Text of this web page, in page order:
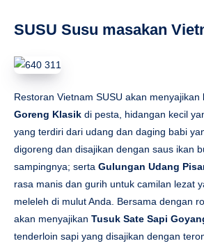
sampingnya; serta Gulungan Udang
meleleh di mulut Anda. Bersama dengan
tenderloin sapi yang disajikan dengan
buatan sendiri.
melodi sungai Panda
Sheng Yuese